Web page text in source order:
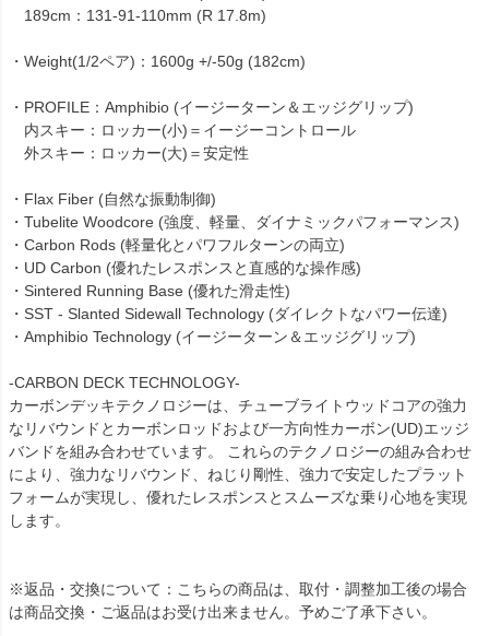
189cm：131-91-110mm (R 17.8m)
・Weight(1/2ペア)：1600g +/-50g (182cm)
・PROFILE：Amphibio (イージーターン＆エッジグリップ)
内スキー：ロッカー(小)＝イージーコントロール
外スキー：ロッカー(大)＝安定性
・Flax Fiber (自然な振動制御)
・Tubelite Woodcore (強度、軽量、ダイナミックパフォーマンス)
・Carbon Rods (軽量化とパワフルターンの両立)
・UD Carbon (優れたレスポンスと直感的な操作感)
・Sintered Running Base (優れた滑走性)
・SST - Slanted Sidewall Technology (ダイレクトなパワー伝達)
・Amphibio Technology (イージーターン＆エッジグリップ)
-CARBON DECK TECHNOLOGY-
カーボンデッキテクノロジーは、チューブライトウッドコアの強力
なリバウンドとカーボンロッドおよび一方向性カーボン(UD)エッジ
バンドを組み合わせています。 これらのテクノロジーの組み合わせ
により、強力なリバウンド、ねじり剛性、強力で安定したプラット
フォームが実現し、優れたレスポンスとスムーズな乗り心地を実現
します。
※返品・交換について：こちらの商品は、取付・調整加工後の場合
は商品交換・ご返品はお受け出来ません。予めご了承下さい。